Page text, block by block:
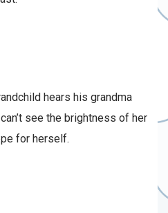
hears his grandma
see the brightness of her
for herself.